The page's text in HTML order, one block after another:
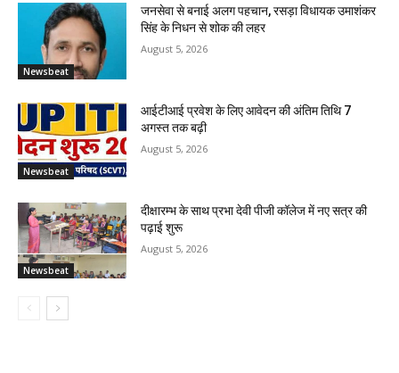
Newsbeat
जनसेवा से बनाई अलग पहचान, रसड़ा विधायक उमाशंकर
सिंह के निधन से शोक की लहर
August 5, 2026
Newsbeat
आईटीआई प्रवेश के लिए आवेदन की अंतिम तिथि 7
अगस्त तक बढ़ी
August 5, 2026
Newsbeat
दीक्षारम्भ के साथ प्रभा देवी पीजी कॉलेज में नए सत्र की
पढ़ाई शुरू
August 5, 2026